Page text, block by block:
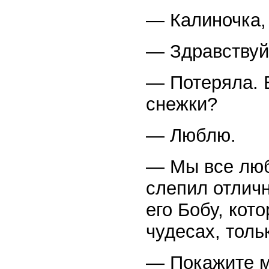
— Калиночка,
—
— Потеряла.
снежки?
— Люблю.
— Мы все
слепил
его Бобу,
чудесах,
— Покажите